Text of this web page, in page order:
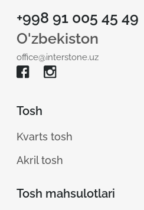
+998 91 005 45 49
O'zbekiston
office@interstone.uz
Tosh
Kvarts tosh
Akril tosh
Tosh mahsulotlari